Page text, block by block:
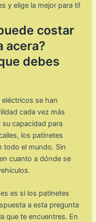
y elige la mejor para ti!
costar
acera?
debes
se han
cada vez más
capacidad para
los patinetes
todo el mundo. Sin
cuanto a dónde se
es si los patinetes
a esta pregunta
que te encuentres. En